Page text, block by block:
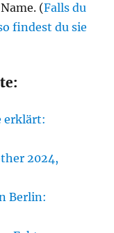
(Falls du
findest du sie
erklärt:
2024,
Berlin: